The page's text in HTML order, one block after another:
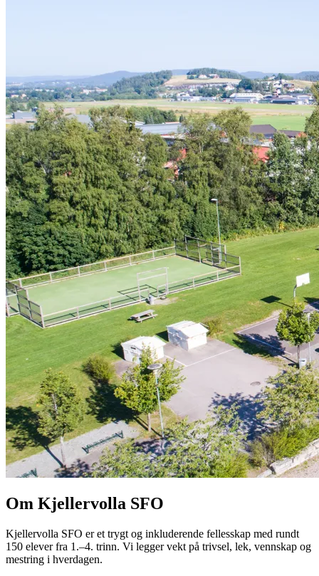
Om Kjellervolla SFO
Kjellervolla SFO er et trygt og inkluderende fellesskap med rundt
150 elever fra 1.–4. trinn. Vi legger vekt på trivsel, lek, vennskap og
mestring i hverdagen.